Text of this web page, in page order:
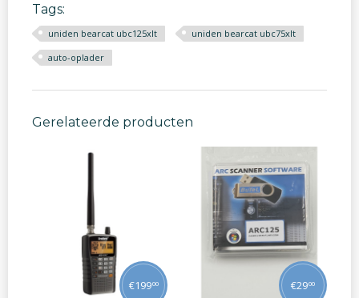
Tags:
uniden bearcat ubc125xlt
uniden bearcat ubc75xlt
auto-oplader
Gerelateerde producten
€19900 €2900